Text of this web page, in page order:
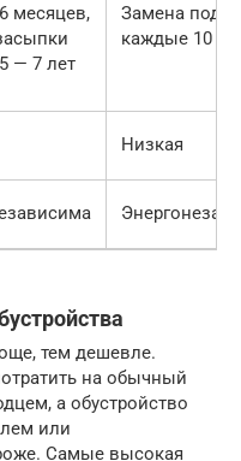
месяцев,
— 7 лет
Замена
каждые 10
Низкая
тем дешевле.
на обычный
а обустройство
или
Самые высокая